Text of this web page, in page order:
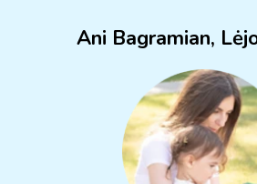
Ani Bagramian,